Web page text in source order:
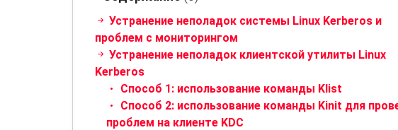
Устранение неполадок системы Linux Kerberos и
проблем с мониторингом
Устранение неполадок клиентской утилиты Linux
Kerberos
Способ 1: использование команды Klist
Способ 2: использование команды Kinit для
проблем на клиенте KDC